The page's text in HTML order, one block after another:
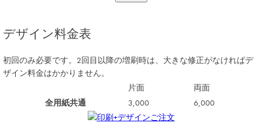
デザイン料金表
初回のみ必要です。2回目以降の増刷時は、大きな修正がなければデ
ザイン料金はかかりません。
片面
両面
全用紙共通
3,000 6,000